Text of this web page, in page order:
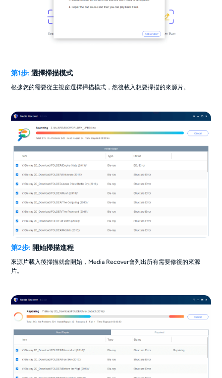
第1步: 選擇掃描模式
根據您的需要從主視窗選擇掃描模式，然後載入想要掃描的來源片。
第2步: 開始掃描進程
來源片載入後掃描就會開始，Media Recover會列出所有需要修復的來源
片。